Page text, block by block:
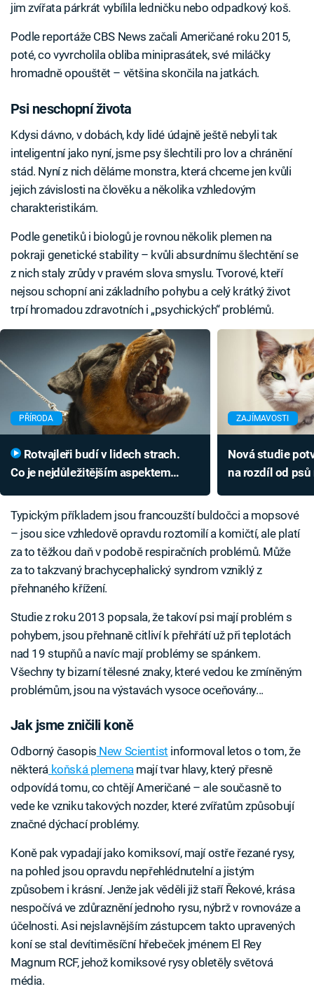
jim zvířata párkrát vybílila ledničku nebo odpadkový koš.
Podle reportáže CBS News začali Američané roku 2015,
poté, co vyvrcholila obliba miniprasátek, své miláčky
hromadně opouštět – většina skončila na jatkách.
Psi neschopní života
Kdysi dávno, v dobách, kdy lidé údajně ještě nebyli tak
inteligentní jako nyní, jsme psy šlechtili pro lov a chránění
stád. Nyní z nich děláme monstra, která chceme jen kvůli
jejich závislosti na člověku a několika vzhledovým
charakteristikám.
Podle genetiků i biologů je rovnou několik plemen na
pokraji genetické stability – kvůli absurdnímu šlechtění se
z nich staly zrůdy v pravém slova smyslu. Tvorové, kteří
nejsou schopní ani základního pohybu a celý krátký život
trpí hromadou zdravotních i „psychických“ problémů.
PŘÍRODA
Co je nejdůležitějším aspektem
ZAJÍMAVOSTI
Nová studie
na rozdíl od
Typickým příkladem jsou francouzští buldočci a mopsové
– jsou sice vzhledově opravdu roztomilí a komičtí, ale platí
za to těžkou daň v podobě respiračních problémů. Může
za to takzvaný brachycephalický syndrom vzniklý z
přehnaného křížení.
Studie z roku 2013 popsala, že takoví psi mají problém s
pohybem, jsou přehnaně citliví k přehřátí už při teplotách
nad 19 stupňů a navíc mají problémy se spánkem.
Všechny ty bizarní tělesné znaky, které vedou ke zmíněným
problémům, jsou na výstavách vysoce oceňovány...
Jak jsme zničili koně
Odborný časopis New Scientist informoval letos o tom, že
některá koňská plemenamají tvar hlavy, který přesně
odpovídá tomu, co chtějí Američané – ale současně to
vede ke vzniku takových nozder, které zvířatům způsobují
značné dýchací problémy.
Koně pak vypadají jako komiksoví, mají ostře řezané rysy,
na pohled jsou opravdu nepřehlédnutelní a jistým
způsobem i krásní. Jenže jak věděli již staří Řekové, krása
nespočívá ve zdůraznění jednoho rysu, nýbrž v rovnováze a
účelnosti. Asi nejslavnějším zástupcem takto upravených
koní se stal devítiměsíční hřebeček jménem El Rey
Magnum RCF, jehož komiksové rysy obletěly světová
média.